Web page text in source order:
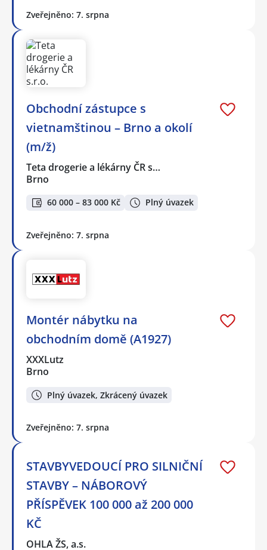
Zveřejněno: 7. srpna
Obchodní zástupce s
vietnamštinou – Brno a okolí
(m/ž)
Teta drogerie a lékárny ČR s…
Brno
60 000 – 83 000 Kč Plný úvazek
Zveřejněno: 7. srpna
Montér nábytku na
obchodním domě (A1927)
XXXLutz
Brno
Plný úvazek, Zkrácený úvazek
Zveřejněno: 7. srpna
STAVBYVEDOUCÍ PRO SILNIČNÍ
STAVBY – NÁBOROVÝ
PŘÍSPĚVEK 100 000 až 200 000
KČ
OHLA ŽS, a.s.